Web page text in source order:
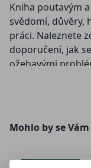
Kniha poutavým
svědomí, důvěry,
práci. Naleznete
doporučení, jak
ožehavými
svědomím a
mozek, ale také
Mohlo by se